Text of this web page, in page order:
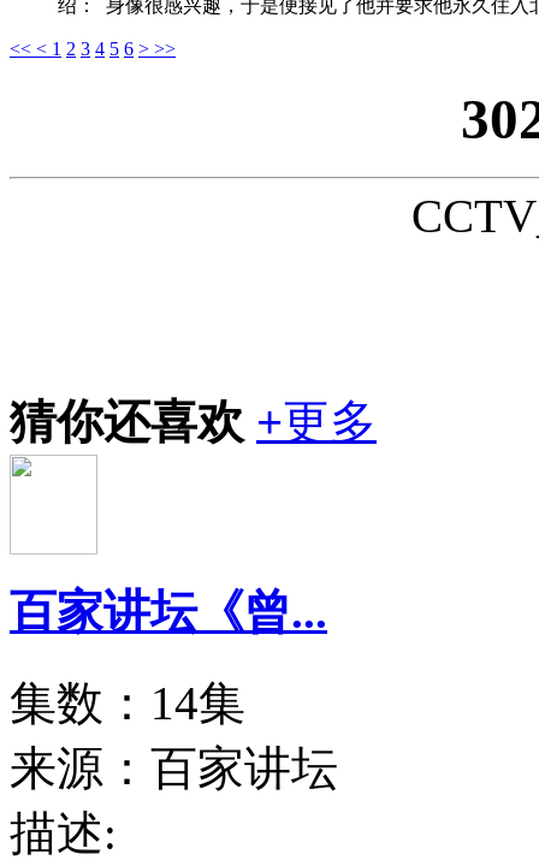
绍： 身像很感兴趣，于是便接见了他并要求他永久住入
<< < 1 2 3 4 5 6 > >>
猜你还喜欢 +更多
百家讲坛《曾...
集数：14集
来源：百家讲坛
描述: